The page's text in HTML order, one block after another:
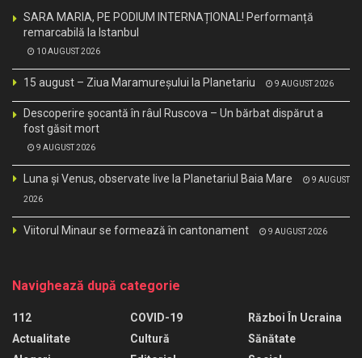
SARA MARIA, PE PODIUM INTERNAȚIONAL! Performanță
remarcabilă la Istanbul
10 AUGUST 2026
15 august – Ziua Maramureșului la Planetariu 9 AUGUST 2026
Descoperire șocantă în râul Ruscova – Un bărbat dispărut a
fost găsit mort
9 AUGUST 2026
Luna și Venus, observate live la Planetariul Baia Mare 9 AUGUST
2026
Viitorul Minaur se formează în cantonament 9 AUGUST 2026
Navighează după categorie
112
Actualitate
COVID-19
Cultură
Război În Ucraina
Sănătate